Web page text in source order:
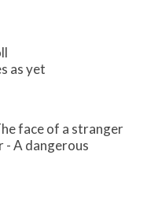
as yet
face of a stranger
- A dangerous